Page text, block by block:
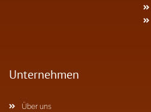
Unternehmen
Über uns